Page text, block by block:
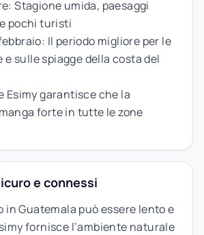
Stagione umida, paesaggi
pochi turisti
Il periodo migliore per le
sulle spiagge della costa del
Esimy garantisce che la
forte in tutte le zone
e connessi
in Guatemala può essere lento e
fornisce l’ambiente naturale